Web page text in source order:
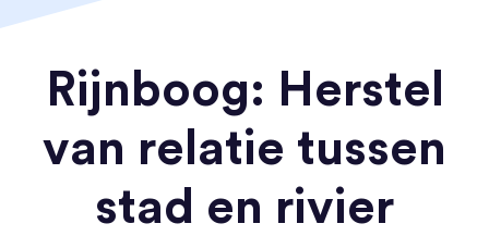
Rijnboog: Herstel
van relatie tussen
stad en rivier